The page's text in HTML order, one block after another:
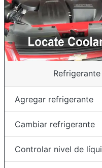
Agregar refrigerante
Cambiar refrigerante
Controlar nivel de